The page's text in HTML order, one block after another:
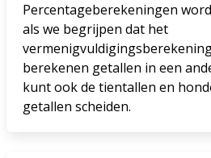
Percentageberekeningen
als we begrijpen dat het
berekenen getallen in een
kunt ook de tientallen en
getallen scheiden.